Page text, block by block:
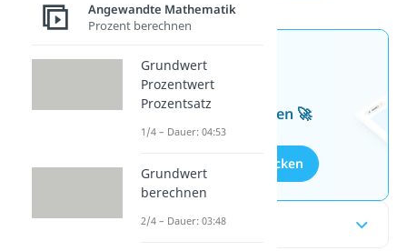
Jetzt neu: Teste dein
Wissen mit unseren
kostenlosen Aufgaben 🚀
Aufgaben entdecken
Inhaltsübersicht
Angewandte Mathematik
Prozent berechnen
Grundwert
Prozentwert
Prozentsatz
1/4 – Dauer: 04:53
Grundwert
berechnen
2/4 – Dauer: 03:48